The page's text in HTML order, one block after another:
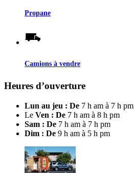
Propane
Camions à vendre
Heures d’ouverture
Lun au jeu : De 7 h am à 7 h pm
Le Ven : De 7 h am à 8 h pm
Sam : De 7 h am à 7 h pm
Dim : De 9 h am à 5 h pm